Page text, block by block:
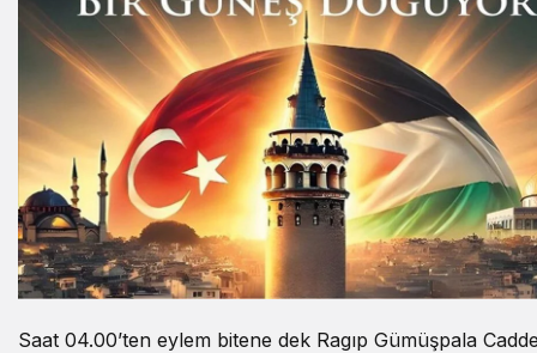
Saat 04.00’ten eylem bitene dek Ragıp Gümüşpala